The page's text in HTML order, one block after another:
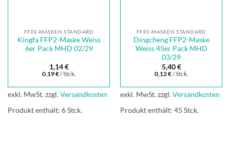
FFP2-MASKEN STANDARD
Kingfa FFP2-Maske Weiss
6er Pack MHD 02/29
1,14€
0,19€/Stck.
exkl. MwSt.zzgl.Versandkosten
Produkt enthält: 6Stck.
FFP2-MASKEN STANDARD
Dingcheng FFP2-Maske
Weiss 45er Pack MHD
03/29
5,40€
0,12€/Stck.
exkl. MwSt.zzgl.Versandkosten
Produkt enthält: 45 Stck.